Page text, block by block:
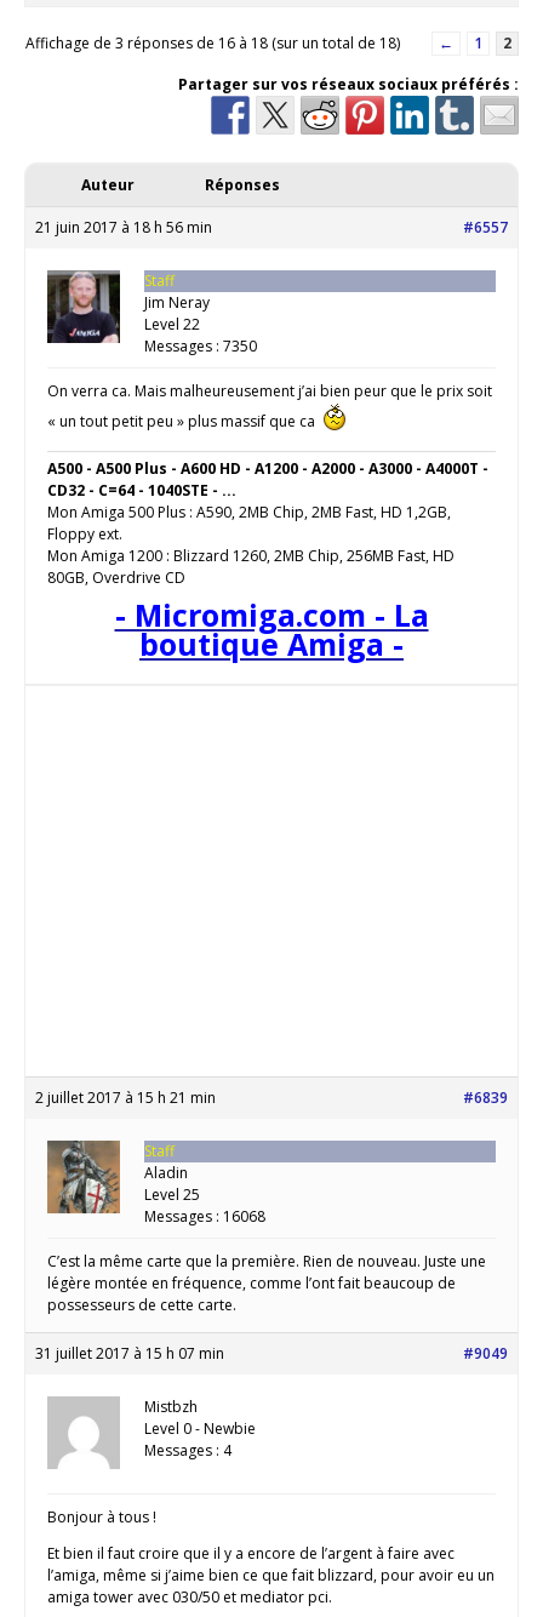
Affichage de 3 réponses de 16 à 18 (sur un total de 18) ← 1
2
Partager sur vos réseaux sociaux préférés :
Auteur Réponses
21 juin 2017 à 18 h 56 min #6557
Staff
Jim Neray
Level 22
Messages : 7350
On verra ca. Mais malheureusement j’ai bien peur que le prix soit
« un tout petit peu » plus massif que ca
A500 - A500 Plus - A600 HD - A1200 - A2000 - A3000 - A4000T -
CD32 - C=64 - 1040STE - ...
Mon Amiga 500 Plus : A590, 2MB Chip, 2MB Fast, HD 1,2GB,
Floppy ext.
Mon Amiga 1200 : Blizzard 1260, 2MB Chip, 256MB Fast, HD
80GB, Overdrive CD
- Micromiga.com - La
boutique Amiga -
2 juillet 2017 à 15 h 21 min #6839
Staff
Aladin
Level 25
Messages : 16068
C’est la même carte que la première. Rien de nouveau. Juste une
légère montée en fréquence, comme l’ont fait beaucoup de
possesseurs de cette carte.
31 juillet 2017 à 15 h 07 min #9049
Mistbzh
Level 0 - Newbie
Messages : 4
Bonjour à tous !
Et bien il faut croire que il y a encore de l’argent à faire avec
l’amiga, même si j’aime bien ce que fait blizzard, pour avoir eu un
amiga tower avec 030/50 et mediator pci.